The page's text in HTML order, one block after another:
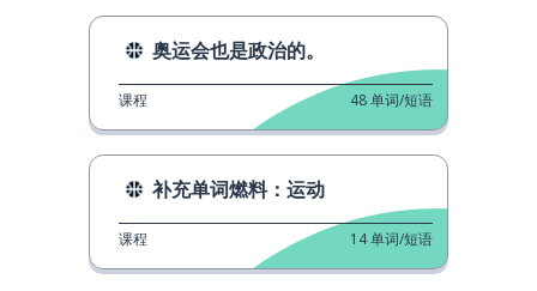
奥运会也是政治的。
课程 48单词/短语
补充单词燃料：运动
课程 14单词/短语